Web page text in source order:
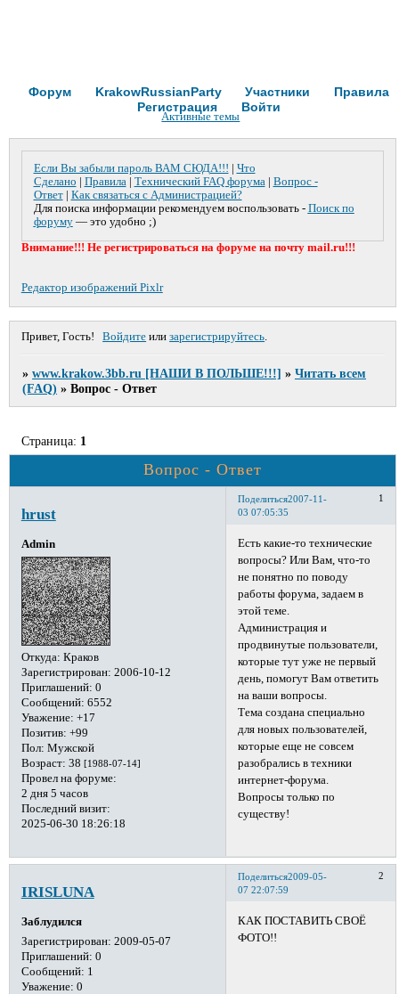
Форум KrakowRussianParty Участники
Правила
Регистрация
Войти
Активные темы
Если Вы забыли пароль ВАМ СЮДА!!!
Что
Сделано
Правила| Технический FAQ форума| Вопрос -
Ответ| Как связаться с Администрацией?
Для поиска информации рекомендуем воспользовать - Поиск по
форуму— это удобно ;)
Внимание!!! Не регистрироваться на форуме на почту mail.ru!!!
Редактор изображений Pixlr
Привет, Гость! Войдите илизарегистрируйтесь
»www.krakow.3bb.ru [НАШИ В ПОЛЬШЕ!!!] »Читать всем
(FAQ) »Вопрос - Ответ
Вопрос - Ответ
Страница: 1
Поделиться 1
2007-11-
03 07:05:35
hrust
Admin
Откуда: Краков
Зарегистрирован: 2006-10-12
Приглашений: 0
Сообщений: 6552
Уважение: +17
Позитив: +99
Пол: Мужской
Возраст: 38 [1988-07-14]
Провел на форуме:
2 дня 5 часов
Последний визит:
2025-06-30 18:26:18
Есть какие-то технические
вопросы? Или Вам, что-то
не понятно по поводу
работы форума, задаем в
этой теме.
Администрация и
продвинутые пользователи,
которые тут уже не первый
день, помогут Вам ответить
на ваши вопросы.
Тема создана специально
для новых пользователей,
которые еще не совсем
разобрались в техники
интернет-форума.
Вопросы только по
существу!
Поделиться 2
2009-05-
07 22:07:59
IRISLUNA
Заблудился
Зарегистрирован: 2009-05-07
Приглашений: 0
Сообщений: 1
Уважение: 0
КАК ПОСТАВИТЬ СВОЁ
ФОТО!!